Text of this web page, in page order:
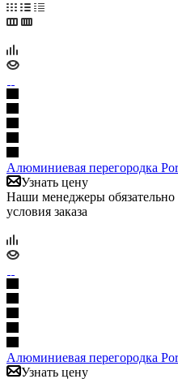
Алюминиевая перегородка
Узнать цену
Наши менеджеры обязательно
условия заказа
Алюминиевая перегородка
Узнать цену